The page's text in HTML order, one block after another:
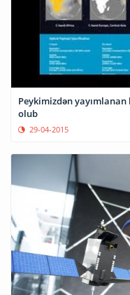
Peykimizdən yayımlanan kanallar siyahısına yeni kanal daxil
olub
29-04-2015